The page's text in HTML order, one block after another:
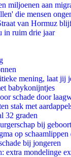
miljoenen aan
die mensen
van Hormuz
in ruim drie jaar
mening, laat jij
babykonijntjes
schade door
stak met
32 graden
bij
op schaamlippen
bij jongeren
extra mondelinge